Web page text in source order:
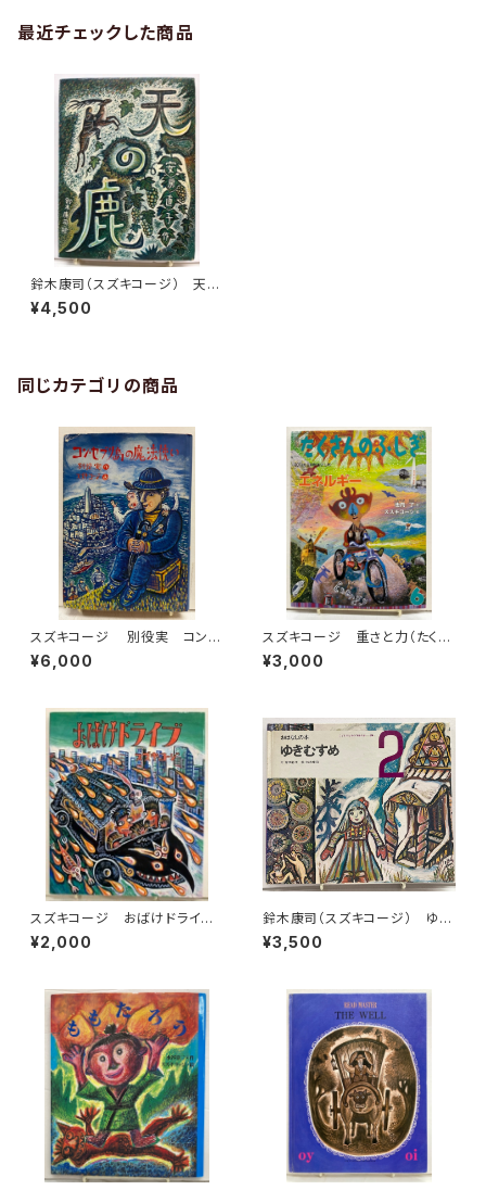
最近チェックした商品
鈴木康司（スズキコージ） 天の
鹿 安房直子 1979年 初
版 函 筑摩書房
¥4,500
同じカテゴリの商品
スズキコージ 別役実 コン・
セブリ島の魔法使い 1981年重
版 旺文社刊
¥6,000
スズキコージ 重さと力（たくさ
んのふしぎ2010年４月号）エネ
ルギー（2011年６月号）池内了
¥3,000
スズキコージ おばけドライ
ブ 2003年 初版 ビリケン
出版
¥2,000
鈴木康司（スズキコージ） ゆき
むすめ 岸田衿子 おはなしの
本 こどものための3冊の本 No.
¥3,500